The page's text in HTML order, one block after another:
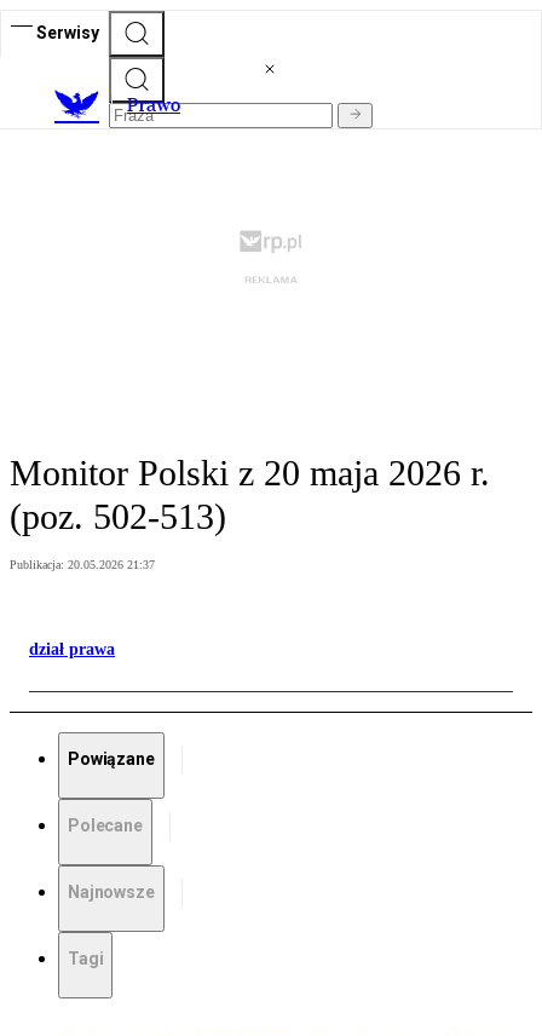
Serwisy
Prawo
Monitor Polski z 20 maja 2026 r.
(poz. 502-513)
Publikacja: 20.05.2026 21:37
dział prawa
Powiązane
Polecane
Najnowsze
Tagi